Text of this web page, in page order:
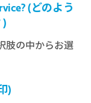
(どのよう
)
肢の中からお選
)